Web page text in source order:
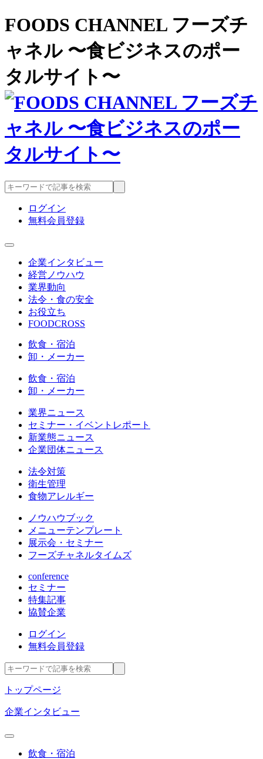
FOODS CHANNEL フーズチ
ャネル 〜食ビジネスのポー
タルサイト〜
ログイン
無料会員登録
企業インタビュー
経営ノウハウ
業界動向
法令・食の安全
お役立ち
FOODCROSS
飲食・宿泊
卸・メーカー
飲食・宿泊
卸・メーカー
業界ニュース
セミナー・イベントレポート
新業態ニュース
企業団体ニュース
法令対策
衛生管理
食物アレルギー
ノウハウブック
メニューテンプレート
展示会・セミナー
フーズチャネルタイムズ
conference
セミナー
特集記事
協賛企業
ログイン
無料会員登録
トップページ
企業インタビュー
飲食・宿泊